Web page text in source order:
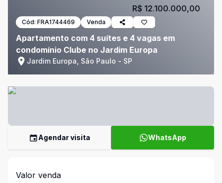
Cód: FRA1744469 Venda
Apartamento com 4 suítes e 4 vagas em
condomínio Clube no Jardim Europa
Jardim Europa, São Paulo - SP
R$ 12.100.000,00
Agendar visita WhatsApp
Valor venda